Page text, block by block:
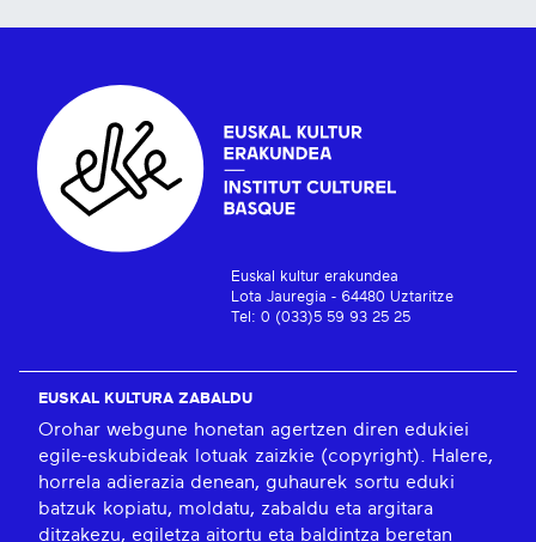
Euskal kultur erakundea
Lota Jauregia - 64480 Uztaritze
Tel: 0 (033)5 59 93 25 25
EUSKAL KULTURA ZABALDU
Orohar webgune honetan agertzen diren edukiei
egile-eskubideak lotuak zaizkie (copyright). Halere,
horrela adierazia denean, guhaurek sortu eduki
batzuk kopiatu, moldatu, zabaldu eta argitara
ditzakezu, egiletza aitortu eta baldintza beretan